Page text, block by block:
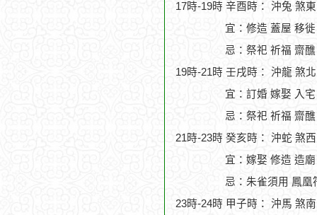
17時-19時 辛酉時： 沖兔 煞
宜：修造 蓋屋 移
忌：祭祀 祈福 齋
19時-21時 壬戌時： 沖龍 煞
宜：訂婚 嫁娶 入
忌：祭祀 祈福 齋
21時-23時 癸亥時： 沖蛇 煞
宜：嫁娶 修造 造
忌：朱雀須用 鳳凰
23時-24時 甲子時： 沖馬 煞